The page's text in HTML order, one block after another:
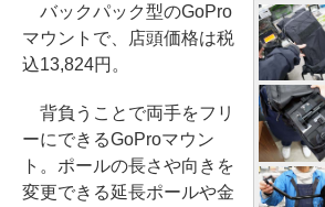
バックパック型のGoPro
マウントで、店頭価格は税
込13,824円。
背負うことで両手をフリ
ーにできるGoProマウン
ト。ポールの長さや向きを
変更できる延長ポールや金